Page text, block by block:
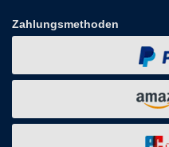
Zahlungsmethoden